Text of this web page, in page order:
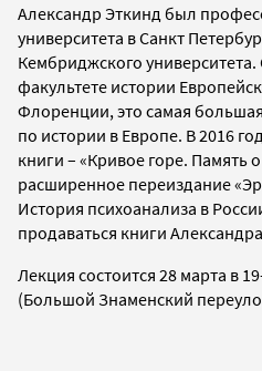
Александр Эткинд был
университета в Санкт
Кембриджского
факультете истории
Флоренции, это самая
по истории в Европе. В 2016
книги – «Кривое горе. Память
расширенное переиздание
История психоанализа в
продаваться книги
Лекция состоится 28 марта в
(Большой Знаменский